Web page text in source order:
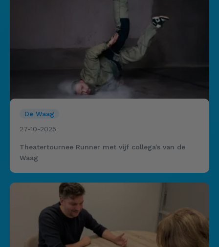
De Waag
27-10-2025
Theatertournee Runner met vijf collega's van de
Waag